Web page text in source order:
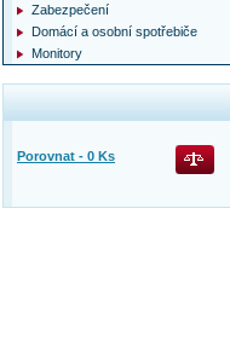
Zabezpečení
Domácí a osobní spotřebiče
Monitory
Porovnat - 0 Ks